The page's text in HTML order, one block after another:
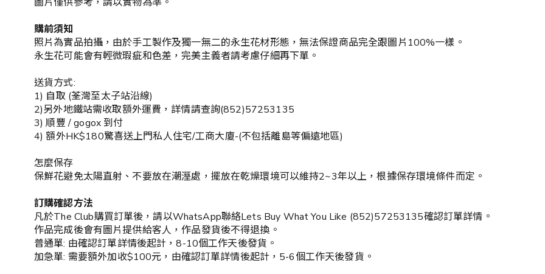
購前須知
照片為實品拍攝，由於手工製作及獨一無二的永生花材形態，無法保證商品完全跟圖片100%一樣。
永生花可能會有輕微瑕疵和色差，完美主義者請考慮仔細再下單。
送貨方式:
1) 自取 (荃灣至太子站沿線)
2)另外地鐵站需收取額外運費，詳情請查詢(852)57253135
3) 順豐 / gogox 到付
4) 額外HK$180驚喜送上門私人住宅/工商大廈-(不包括離島等偏遠地區)
怎麼保存
保鮮花避免太陽直射、不要放在潮溼處，擺放在乾燥環境可以維持2~3年以上，根據保存環境條件而定。
訂購確認方法
凡於The Club購買訂單後，請以WhatsApp聯絡Lets Buy What You Like (852)57253135確認訂單詳情。
作品完成後會有圖片提供給客人，作品發貨後不得退換。
普通單: 由確認訂單詳情後起計，8-10個工作天後發貨。
加急單: 需要額外加收$100元，由確認訂單詳情後起計，5-6個工作天後發貨。